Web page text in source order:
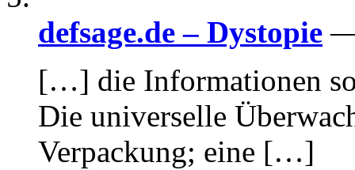
defsage.de – Dystopie —
[…] die Informationen so
Die universelle
Verpackung; eine […]